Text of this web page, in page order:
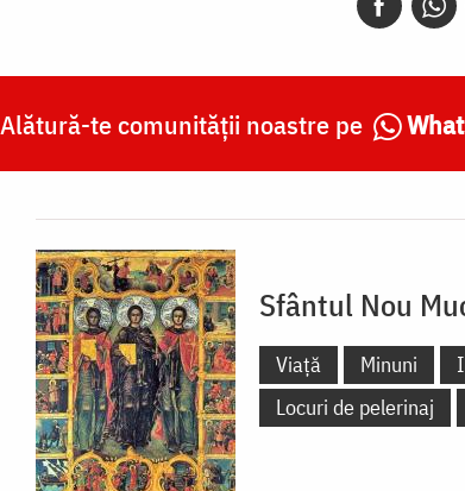
Alătură-te comunității noastre pe
Sfântul Nou
Viață Minuni
Locuri de pelerinaj